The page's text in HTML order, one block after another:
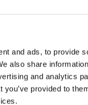
and ads, to provide
also share
and analytics
provided to
& lookas